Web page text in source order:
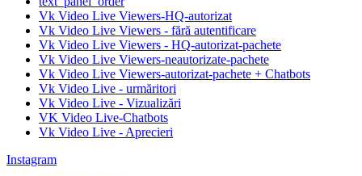
Vk Video Live Viewers-HQ-autorizat
Vk Video Live Viewers - fără autentificare
Vk Video Live Viewers - HQ-autorizat-pachete
Vk Video Live Viewers-neautorizate-pachete
Vk Video Live Viewers-autorizat-pachete + Chatbots
Vk Video Live - urmăritori
Vk Video Live - Vizualizări
VK Video Live-Chatbots
Vk Video Live - Aprecieri
Instagram